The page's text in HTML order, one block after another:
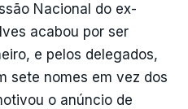
Nacional do ex-
acabou por ser
e pelos delegados,
sete nomes em vez dos
o anúncio de